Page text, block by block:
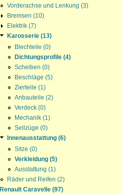
Vorderachse und Lenkung (3)
Bremsen (10)
Elektrik (7)
Karosserie (13)
Blechteile (0)
Dichtungsprofile (4)
Scheiben (0)
Beschläge (5)
Zierteile (1)
Anbauteile (2)
Verdeck (0)
Mechanik (1)
Seilzüge (0)
Innenausstattung (6)
Sitze (0)
Verkleidung (5)
Ausstattung (1)
Räder und Reifen (2)
Renault Caravelle (97)